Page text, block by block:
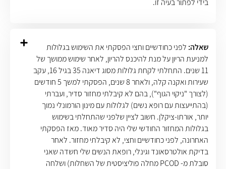
בידי לפתור בעיה זו.
שאלה: לפני כחודשיים וחצי הפסקתי את השימוש בגלולות
למניעת הריון על מנת להיכנס להריון, לאחר שימוש ממושך של
11 שנים. התחלתי לקחת גלולות מסוג דיאנה 35 בגיל 16, עקב
שעירות ואקנה קלה, ולאחר 8 שנים, הפסקתי למשך 5 חודשים
(לצורך "ניקוי הגוף"), בהם לא קיבלתי מחזור סדיר, ועברתי
(בהתייעצות עם רופא נשים) לגלולות עם מינון הורמונלי נמוך
יותר, אורתו-ציקלן. חשוב לציין שלפני שהתחלתי בשימוש
בגלולות המחזור החודשי שלי היה סדיר מאוד. מאז הפסקתי
האחרונה, לפני כחודשיים וחצי, לא קיבלתי מחזור. לאחר
בדיקת אולטרסאונד וגינלי, רופאת הנשים שלי חשדה שאני
סובלת מ- PCOD מחלה פוליציסטית של השחלות) ושלחה